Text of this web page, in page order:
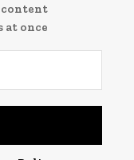
content
at once